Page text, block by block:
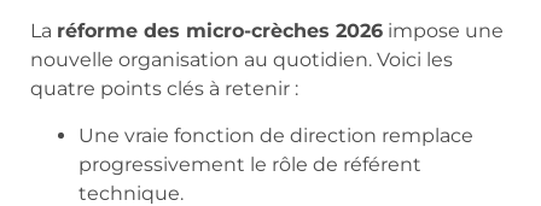
La réforme des micro-crèches 2026 impose une
nouvelle organisation au quotidien. Voici les
quatre points clés à retenir :
Une vraie fonction de direction remplace
progressivement le rôle de référent
technique.